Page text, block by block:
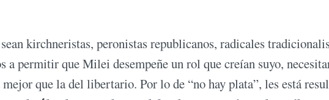
kirchneristas, peronistas republicanos, radicales
a permitir que Milei desempeñe un rol que creían suyo,
que la del libertario. Por lo de “no hay plata”, les está